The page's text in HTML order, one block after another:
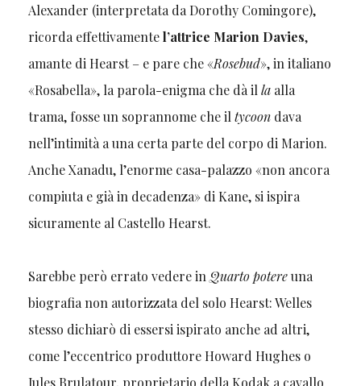
Alexander (interpretata da Dorothy Comingore),
ricorda effettivamentel’attrice Marion Davies,
amante di Hearst – e pare che «Rosebud», in italiano
«Rosabella», la parola-enigma che dà il laalla
trama, fosse un soprannome che il tycoondava
nell’intimità a una certa parte del corpo di Marion.
Anche Xanadu, l’enorme casa-palazzo «non ancora
compiuta e già in decadenza» di Kane, si ispira
sicuramente al Castello Hearst.
Sarebbe però errato vedere in Quarto potereuna
biografia non autorizzata del solo Hearst: Welles
stesso dichiarò di essersi ispirato anche ad altri,
come l’eccentrico produttore Howard Hughes o
Jules Brulatour, proprietario della Kodak a cavallo